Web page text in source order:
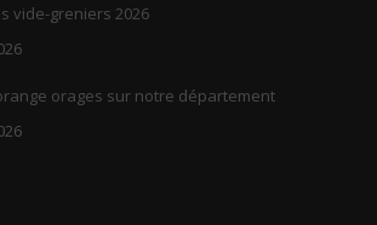
vide-greniers 2026
orages sur notre département